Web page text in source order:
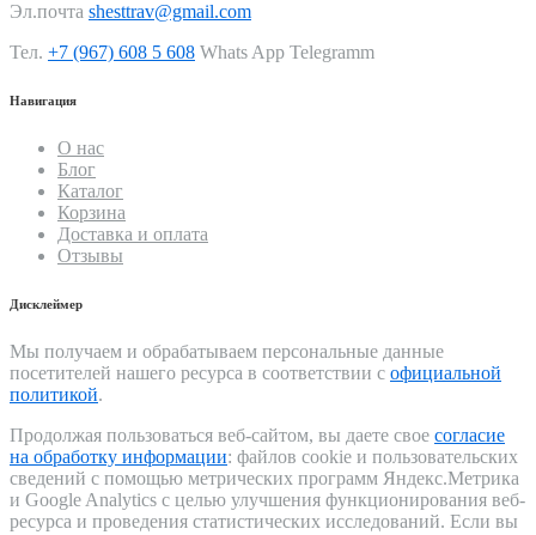
Эл.почта shesttrav@gmail.com
Тел. +7 (967) 608 5 608 Whats App Telegramm
Навигация
О нас
Блог
Каталог
Корзина
Доставка и оплата
Отзывы
Дисклеймер
Мы получаем и обрабатываем персональные данные
посетителей нашего ресурса в соответствии с официальной
политикой.
Продолжая пользоваться веб-сайтом, вы даете свое согласие
на обработку информации: файлов cookie и пользовательских
сведений с помощью метрических программ Яндекс.Метрика
и Google Analytics с целью улучшения функционирования веб-
ресурса и проведения статистических исследований. Если вы